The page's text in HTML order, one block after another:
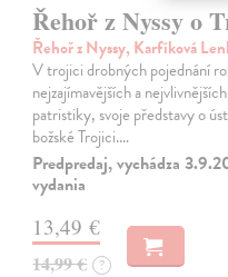
Řehoř z Nyssy o
Řehoř z Nyssy, Karfíková
V trojici drobných pojednání
nejzajímavějších a
patristiky, svoje představy o
božské Trojici.…
Predpredaj, vychádza
vydania
13,49 €
14,99 € ?